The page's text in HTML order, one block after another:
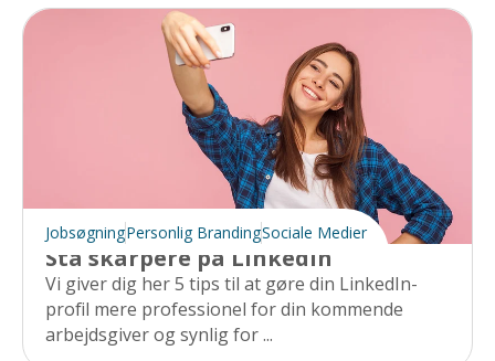
JobsøgningPersonlig BrandingSociale Medier
Stå skarpere på LinkedIn
Vi giver dig her 5 tips til at gøre din LinkedIn-
profil mere professionel for din kommende
arbejdsgiver og synlig for ...